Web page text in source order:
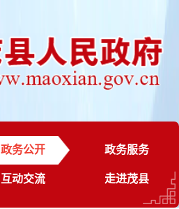
政务公开 政务服务
互动交流 走进茂县